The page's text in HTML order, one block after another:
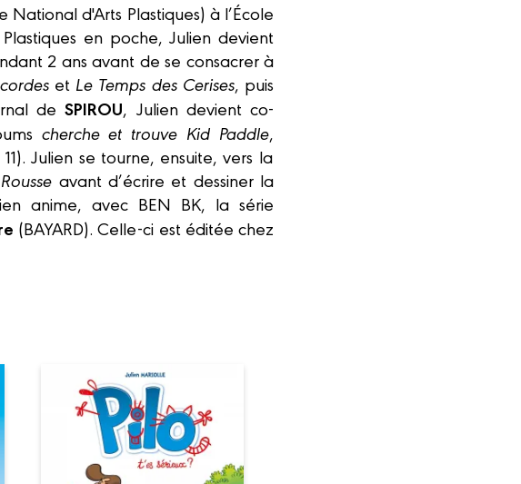
d'Arts Plastiques) à l’École
en poche, Julien devient
2 ans avant de se consacrer à
et Le Temps des Cerises, puis
deSPIROU, Julien devient co-
cherche et trouve Kid Paddle,
Julien se tourne, ensuite, vers la
avant d’écrire et dessiner la
anime, avec BEN BK, la série
(BAYARD). Celle-ci est éditée chez